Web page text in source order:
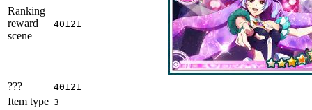
Ranking
reward
scene
40121
??? 40121
Item type 3